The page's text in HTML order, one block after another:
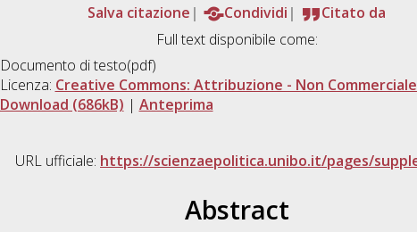
Salva citazione
Condividi
Citato da
Full text disponibile come:
Documento di testo(pdf)
Licenza: Creative Commons: Attribuzione - Non Commerciale
Download (686kB) | Anteprima
URL ufficiale: https://scienzaepolitica.unibo.it/pages/
Abstract